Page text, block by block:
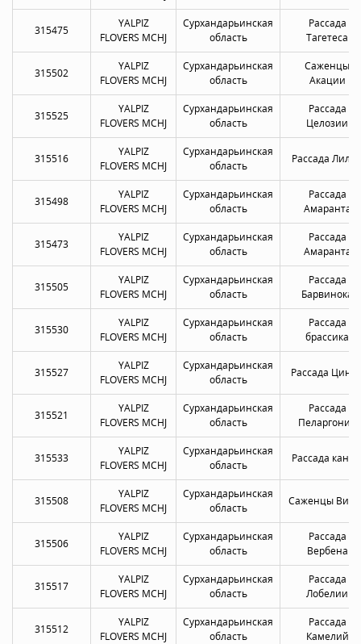
315475
YALPIZ
FLOVERS MCHJ
Сурхандарьинская
область
Рассада
Тагетеса
315502
YALPIZ
FLOVERS MCHJ
Сурхандарьинская
область
Саженцы
Акации
315525
YALPIZ
FLOVERS MCHJ
Сурхандарьинская
область
Рассада
Целозии
315516
YALPIZ
FLOVERS MCHJ
Сурхандарьинская
область
Рассада
315498
YALPIZ
FLOVERS MCHJ
Сурхандарьинская
область
Рассада
Амаранта
315473
YALPIZ
FLOVERS MCHJ
Сурхандарьинская
область
Рассада
Амаранта
315505
YALPIZ
FLOVERS MCHJ
Сурхандарьинская
область
Рассада
Барвинока
315530
YALPIZ
FLOVERS MCHJ
Сурхандарьинская
область
Рассада
брассика
315527
YALPIZ
FLOVERS MCHJ
Сурхандарьинская
область
Рассада
315521
YALPIZ
FLOVERS MCHJ
Сурхандарьинская
область
Рассада
Пеларгонии
315533
YALPIZ
FLOVERS MCHJ
Сурхандарьинская
область
Рассада
315508
YALPIZ
FLOVERS MCHJ
Сурхандарьинская
область
Саженцы
315506
YALPIZ
FLOVERS MCHJ
Сурхандарьинская
область
Рассада
Вербена
315517
YALPIZ
FLOVERS MCHJ
Сурхандарьинская
область
Рассада
Лобелии
315512
YALPIZ
FLOVERS MCHJ
Сурхандарьинская
область
Рассада
Камелий